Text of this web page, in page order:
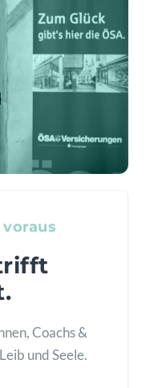
Coachs &
und Seele.